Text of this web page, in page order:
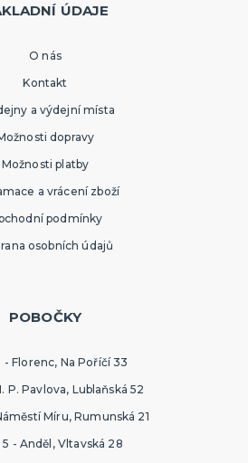
ÚDAJE
O nás
Kontakt
a výdejní místa
dopravy
Možnosti platby
a vrácení zboží
podmínky
osobních údajů
POBOČKY
- Florenc, Na Poříčí 33
P. Pavlova, Lublaňská 52
Míru, Rumunská 21
5 - Anděl, Vltavská 28